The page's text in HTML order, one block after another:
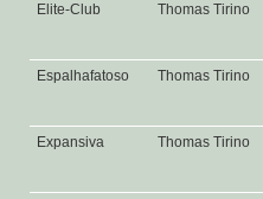
Elite-Club Thomas Tirino
Espalhafatoso Thomas Tirino
Expansiva Thomas Tirino